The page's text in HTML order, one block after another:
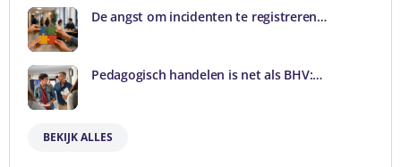
De angst om incidenten te registreren…
Pedagogisch handelen is net als BHV:…
BEKIJK ALLES